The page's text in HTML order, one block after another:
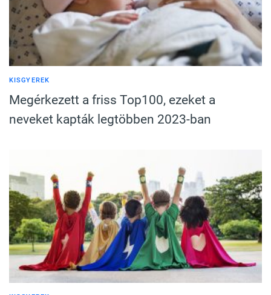
KISGYEREK
Megérkezett a friss Top100, ezeket a
neveket kapták legtöbben 2023-ban